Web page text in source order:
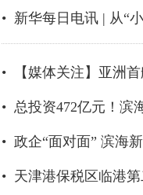
• 【媒体关注】亚洲
• 总投资472亿元！滨
• 天津港保税区临港